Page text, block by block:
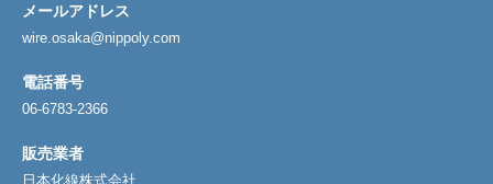
メールアドレス
wire.osaka@nippoly.com
電話番号
06-6783-2366
販売業者
日本化線株式会社